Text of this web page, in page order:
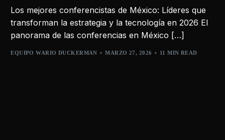
Los mejores conferencistas de México: Líderes que
transforman la estrategia y la tecnología en 2026 El
panorama de las conferencias en México […]
EQUIPO WARIO DUCKERMAN MARZO 27, 2026 11 MIN READ